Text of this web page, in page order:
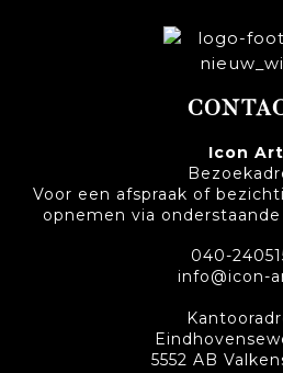
Icon Art
Voor een afspraak of
opnemen via
040-
info@icon-
5552 AB